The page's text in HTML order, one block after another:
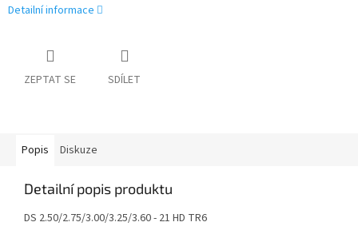
Detailní informace
ZEPTAT SE SDÍLET
Popis Diskuze
Detailní popis produktu
DS 2.50/2.75/3.00/3.25/3.60 - 21 HD TR6